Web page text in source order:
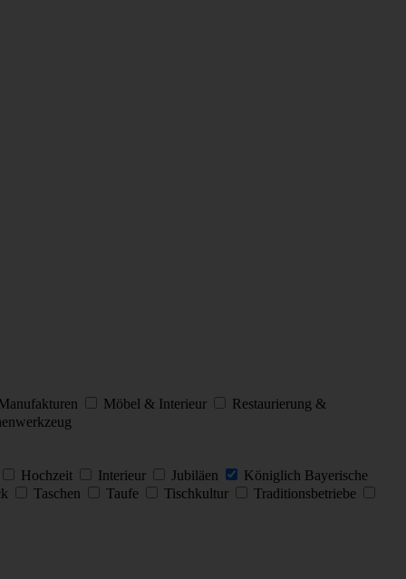
Möbel & Interieur
Restaurierung &
Hochzeit Interieur Jubiläen
Königlich Bayerische
Taschen Taufe Tischkultur Traditionsbetriebe